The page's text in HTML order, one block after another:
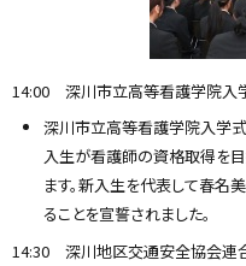
14:00 深川市立高等看護学院入
深川市立高等看護学院入学
入生が看護師の資格取得を
ます。新入生を代表して春名
ることを宣誓されました。
14:30 深川地区交通安全協会連